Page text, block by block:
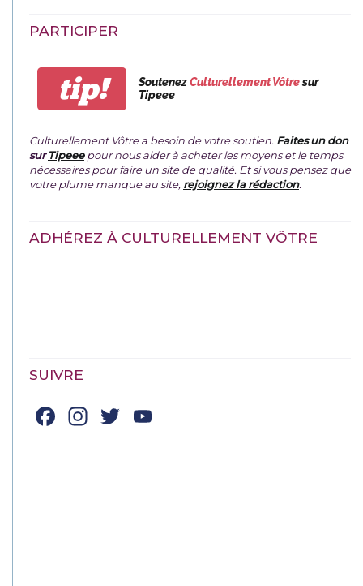
PARTICIPER
tip! SoutenezCulturellement Vôtresur
Tipeee
Culturellement Vôtre a besoin de votre soutien. Faites un don
surTipeeepour nous aider à acheter les moyens et le temps
nécessaires pour faire un site de qualité. Et si vous pensez que
votre plume manque au site, rejoignez la rédaction.
ADHÉREZ À CULTURELLEMENT VÔTRE
SUIVRE
Facebook
Instagram
Twitter